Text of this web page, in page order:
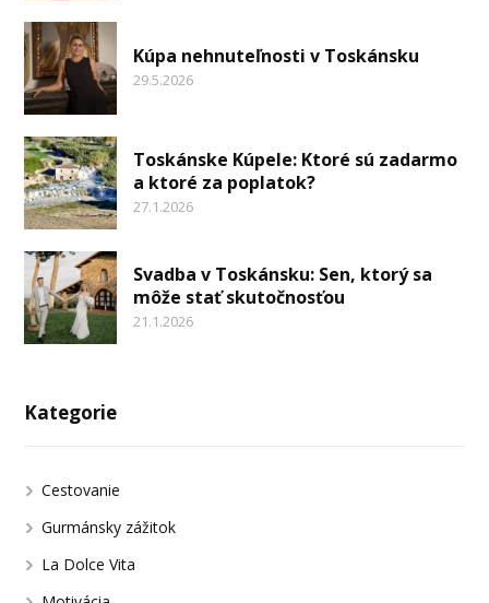
Kúpa nehnuteľnosti v Toskánsku
29.5.2026
Toskánske Kúpele: Ktoré sú zadarmo
a ktoré za poplatok?
27.1.2026
Svadba v Toskánsku: Sen, ktorý sa
môže stať skutočnosťou
21.1.2026
Kategorie
Cestovanie
Gurmánsky zážitok
La Dolce Vita